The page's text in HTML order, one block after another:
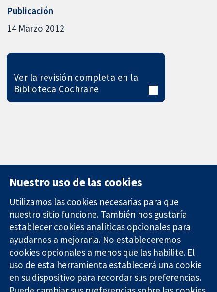
Publicación
14 Marzo 2012
Ver la revisión completa en la
Biblioteca Cochrane
Evidencia fiable.
Decisiones
informadas.
Mejor salud.
11-13 Cavendish
Square
Londres
W1G 0AN
Reino Unido
Contacto
Noticias
Prensa
Sobre
nosotros
Empleo
Cochrane
Nuestro uso de las cookies
Utilizamos las cookies necesarias para que
nuestro sitio funcione. También nos gustaría
establecer cookies analíticas opcionales para
ayudarnos a mejorarla. No estableceremos
cookies opcionales a menos que las habilite. El
uso de esta herramienta establecerá una cookie
en su dispositivo para recordar sus preferencias.